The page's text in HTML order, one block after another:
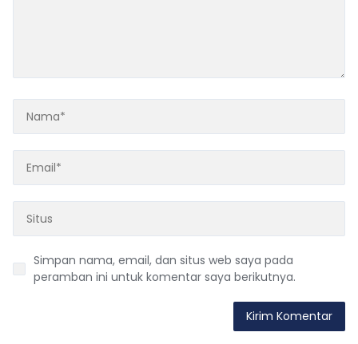
Simpan nama, email, dan situs web saya pada
peramban ini untuk komentar saya berikutnya.